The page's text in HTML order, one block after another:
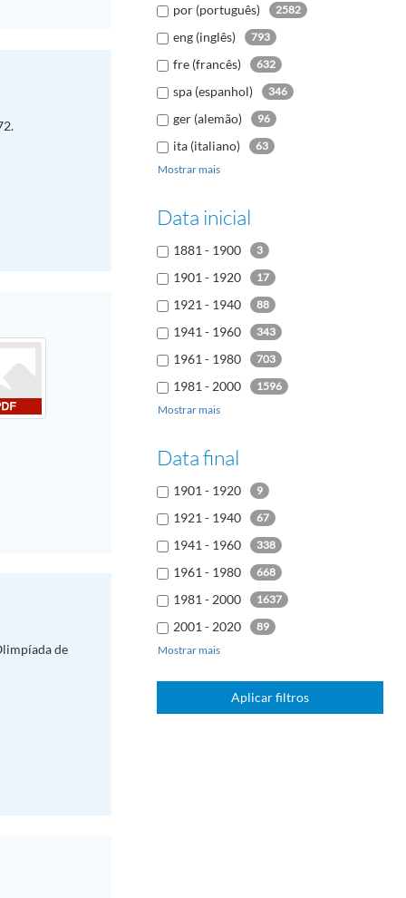
por (português) 2582
eng (inglês) 793
fre (francês) 632
spa (espanhol) 346
ger (alemão) 96
ita (italiano) 63
rus (russo)
kor (coreano)
Mostrar mais
Data inicial
1881 - 1900 3
1901 - 1920 17
1921 - 1940 88
1941 - 1960 343
1961 - 1980 703
1981 - 2000 1596
2001 - 2020
Mostrar mais
Data final
1901 - 1920 9
1921 - 1940 67
1941 - 1960 338
1961 - 1980 668
1981 - 2000 1637
2001 - 2020 89
2021 - 2040
Mostrar mais
Aplicar filtros
de